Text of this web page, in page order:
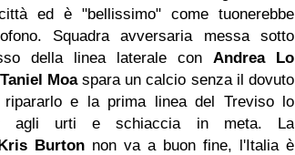
ed è "bellissimo" come tuonerebbe
Squadra avversaria messa sotto
della linea laterale con Andrea Lo
Taniel Moaspara un calcio senza il dovuto
e la prima linea del Treviso lo
agli urti e schiaccia in meta. La
Burton non va a buon fine, l'Italia è